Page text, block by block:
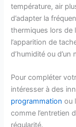
température, air
d’adapter la
thermiques lors de
l’apparition de
d’humidité ou
Pour compléter
intéresser à des
programmation ou
comme l’entretien
régularité.